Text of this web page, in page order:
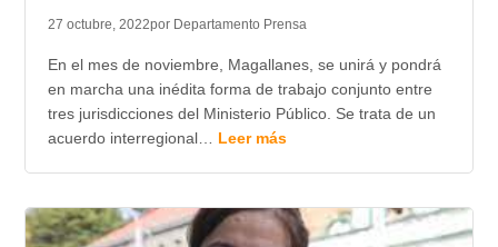
27 octubre, 2022por Departamento Prensa
En el mes de noviembre, Magallanes, se unirá y pondrá
en marcha una inédita forma de trabajo conjunto entre
tres jurisdicciones del Ministerio Público. Se trata de un
acuerdo interregional… Leer más